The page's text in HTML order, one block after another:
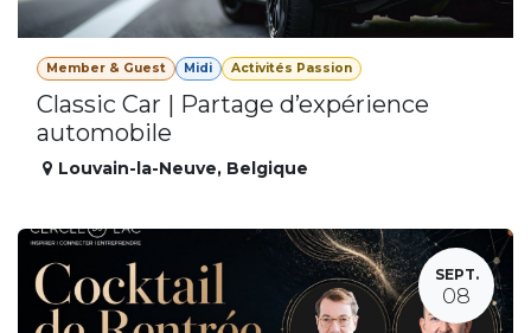
Member & Guest Midi Activités Passion
Classic Car | Partage d’expérience
automobile
Louvain-la-Neuve, Belgique
SEPT.
08